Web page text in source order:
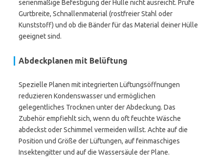
serienmäßige Befestigung der Hülle nicht ausreicht. Prüfe
Gurtbreite, Schnallenmaterial (rostfreier Stahl oder
Kunststoff) und ob die Bänder für das Material deiner Hülle
geeignet sind.
Abdeckplanen mit Belüftung
Spezielle Planen mit integrierten Lüftungsöffnungen
reduzieren Kondenswasser und ermöglichen
gelegentliches Trocknen unter der Abdeckung. Das
Zubehör empfiehlt sich, wenn du oft feuchte Wäsche
abdeckst oder Schimmel vermeiden willst. Achte auf die
Position und Größe der Lüftungen, auf feinmaschiges
Insektengitter und auf die Wassersäule der Plane.